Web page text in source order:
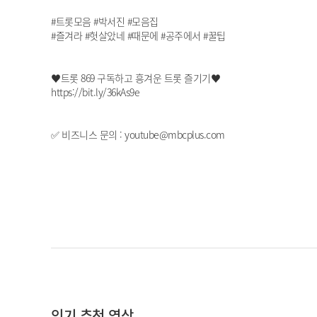
#트롯모음 #박서진 #모음집
#즐겨라 #헛살았네 #때문에 #공주에서 #꿀팁
♥트롯 869 구독하고 흥겨운 트롯 즐기기♥
https://bit.ly/36kAs9e
✅ 비즈니스 문의 : youtube@mbcplus.com